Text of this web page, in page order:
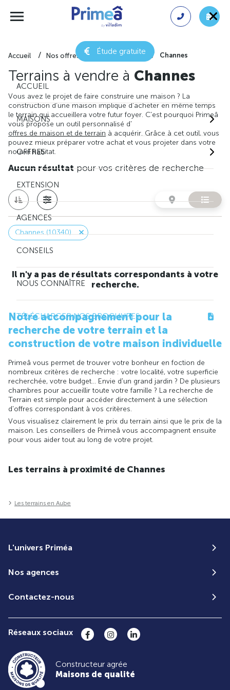
Étude gratuite
ACCUEIL
MAISONS
OFFRES
EXTENSION
AGENCES
CONSEILS
NOUS CONNAÎTRE
TÉLÉCHARGER NOS BROCHURES
Accueil Nos offres de terrain Aube Channes
Terrains à vendre à Channes
Vous avez le projet de faire construire une maison ? La
construction d'une maison implique d'acheter en même temps
le terrain qui accueillera votre futur foyer. C'est pourquoi Primeâ
vous propose un outil personnalisé d'
offres de maison et de terrain à acquérir. Grâce à cet outil, vous
pouvez mieux préparer votre achat et vous projeter dans votre
nouvel habitat.
Aucun résultatpour vos critères de recherche
Channes (10340)
Il n'y a pas de résultats correspondants à votre
recherche.
Notre accompagnement pour la
recherche de votre terrain et la
construction de votre maison individuelle
Primeâ vous permet de trouver votre bonheur en foction de
nombreux critères de recherche : votre localité, votre superficie
recherchée, votre budget... Envie d'un grand jardin ? De plusieurs
chambres pour accueillir toute votre famille ? La recherche de
Terrain est simple pour accéder directement à une sélection
d'offres correspondant à vos critères.
Vous visualisez clairement le prix du terrain ainsi que le prix de la
maison. Les conseillers de Primeâ vous accompagnent ensuite
pour vous aider tout au long de votre projet.
Les terrains à proximité de Channes
Les terrains en Aube
L'univers Priméa
Nos agences
Contactez-nous
Réseaux sociaux
Constructeur agrée
Maisons de qualité